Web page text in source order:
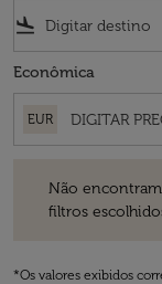
flight_land
Econômica
EUR
Não
filtros
*Os valores exibidos